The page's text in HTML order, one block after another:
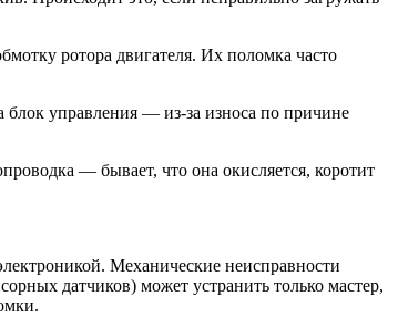
ротора двигателя. Их поломка часто
блок управления — из-за износа по причине
— бывает, что она окисляется, коротит
Механические неисправности
датчиков) может устранить только мастер,